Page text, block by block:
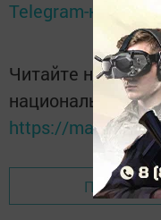
Telegram-канале
Читайте новости
национальном
https://max.ru/
Перейти